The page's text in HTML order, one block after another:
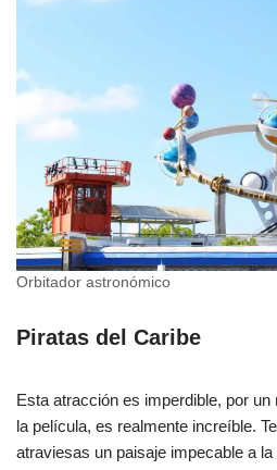
Orbitador astronómico
Piratas del Caribe
Esta atracción es imperdible, por
la película, es realmente increíble.
atraviesas un paisaje impecable a la